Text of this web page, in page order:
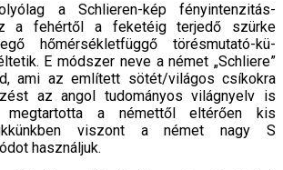
a Schlieren-kép fényintenzi­tás-
a fehértől a feketéig terjedő szürke
hőmérsékletfüggő törésmutató-kü­
E módszer neve a német „Sch­liere”
ami az említett sötét/világos csíkokra
az angol tudományos világnyelv is
a némettől el­térően kis
viszont a német nagy S
használjuk.